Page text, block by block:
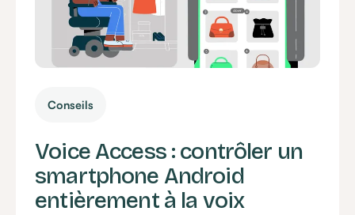
Conseils
Voice Access : contrôler un
smartphone Android
entièrement à la voix